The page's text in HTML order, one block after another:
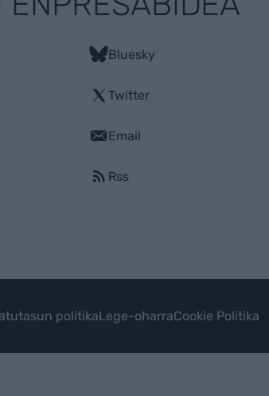
Bluesky
Twitter
Email
Rss
politikaLege-oharraCookie Politika